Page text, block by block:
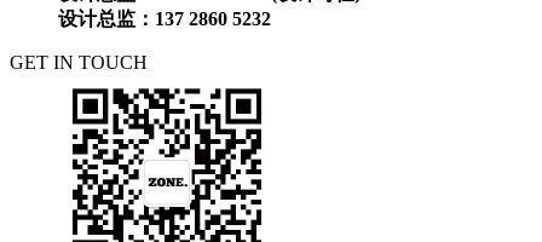
设计总监：137 2860 5232
GET IN TOUCH